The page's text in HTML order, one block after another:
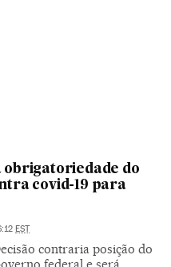
obrigatoriedade do
covid-19 para
EST
contraria posição do